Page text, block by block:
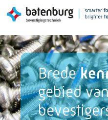
Brede
gebied